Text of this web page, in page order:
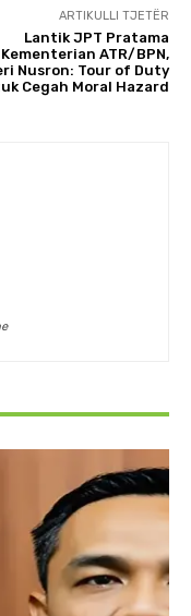
ARTIKULLI TJETËR
Lantik JPT Pratama
Kementerian ATR/BPN,
Nusron: Tour of Duty
Cegah Moral Hazard